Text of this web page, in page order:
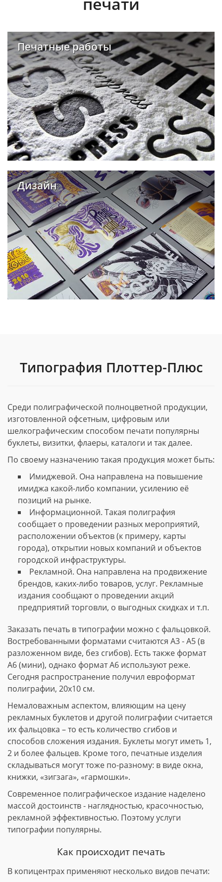
Печатные работы
Дизайн
Типография Плоттер-Плюс
Среди полиграфической полноцветной продукции,
изготовленной офсетным, цифровым или
шелкографическим способом печати популярны
буклеты, визитки, флаеры, каталоги и так далее.
По своему назначению такая продукция может быть:
Имиджевой. Она направлена на повышение
имиджа какой-либо компании, усилению её
позиций на рынке.
Информационной. Такая полиграфия
сообщает о проведении разных мероприятий,
расположении объектов (к примеру, карты
города), открытии новых компаний и объектов
городской инфраструктуры.
Рекламной. Она направлена на продвижение
брендов, каких-либо товаров, услуг. Рекламные
издания сообщают о проведении акций
предприятий торговли, о выгодных скидках и т.п.
Заказать печать в типографии можно с фальцовкой.
Востребованными форматами считаются А3 - А5 (в
разложенном виде, без сгибов). Есть также формат
А6 (мини), однако формат А6 используют реже.
Сегодня распространение получил евроформат
полиграфии, 20х10 см.
Немаловажным аспектом, влияющим на цену
рекламных буклетов и другой полиграфии считается
их фальцовка – то есть количество сгибов и
способов сложения издания. Буклеты могут иметь 1,
2 и более фальцев. Кроме того, печатные изделия
складываться могут тоже по-разному: в виде окна,
книжки, «зигзага», «гармошки».
Современное полиграфическое издание наделено
массой достоинств - наглядностью, красочностью,
рекламной эффективностью. Поэтому услуги
типографии популярны.
Как происходит печать
В копицентрах применяют несколько видов печати: